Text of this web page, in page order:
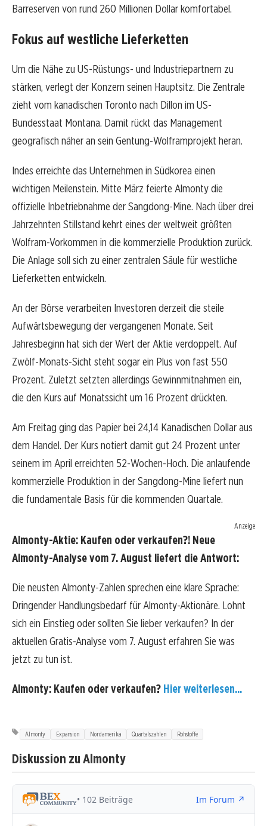
Barreserven von rund 260 Millionen Dollar komfortabel.
Fokus auf westliche Lieferketten
Um die Nähe zu US-Rüstungs- und Industriepartnern zu
stärken, verlegt der Konzern seinen Hauptsitz. Die Zentrale
zieht vom kanadischen Toronto nach Dillon im US-
Bundesstaat Montana. Damit rückt das Management
geografisch näher an sein Gentung-Wolframprojekt heran.
Indes erreichte das Unternehmen in Südkorea einen
wichtigen Meilenstein. Mitte März feierte Almonty die
offizielle Inbetriebnahme der Sangdong-Mine. Nach über drei
Jahrzehnten Stillstand kehrt eines der weltweit größten
Wolfram-Vorkommen in die kommerzielle Produktion zurück.
Die Anlage soll sich zu einer zentralen Säule für westliche
Lieferketten entwickeln.
An der Börse verarbeiten Investoren derzeit die steile
Aufwärtsbewegung der vergangenen Monate. Seit
Jahresbeginn hat sich der Wert der Aktie verdoppelt. Auf
Zwölf-Monats-Sicht steht sogar ein Plus von fast 550
Prozent. Zuletzt setzten allerdings Gewinnmitnahmen ein,
die den Kurs auf Monatssicht um 16 Prozent drückten.
Am Freitag ging das Papier bei 24,14 Kanadischen Dollar aus
dem Handel. Der Kurs notiert damit gut 24 Prozent unter
seinem im April erreichten 52-Wochen-Hoch. Die anlaufende
kommerzielle Produktion in der Sangdong-Mine liefert nun
die fundamentale Basis für die kommenden Quartale.
Anzeige
Almonty-Aktie: Kaufen oder verkaufen?! Neue
Almonty-Analyse vom 7. August liefert die Antwort:
Die neusten Almonty-Zahlen sprechen eine klare Sprache:
Dringender Handlungsbedarf für Almonty-Aktionäre. Lohnt
sich ein Einstieg oder sollten Sie lieber verkaufen? In der
aktuellen Gratis-Analyse vom 7. August erfahren Sie was
jetzt zu tun ist.
Almonty: Kaufen oder verkaufen? Hier weiterlesen...
Almonty Expansion Nordamerika Quartalszahlen Rohstoffe
Diskussion zu Almonty